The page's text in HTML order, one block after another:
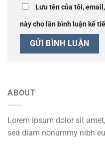
Lưu tên của tôi,
này cho lần bình luận kế
ABOUT
Lorem ipsum dolor sit
sed diam nonummy nibh